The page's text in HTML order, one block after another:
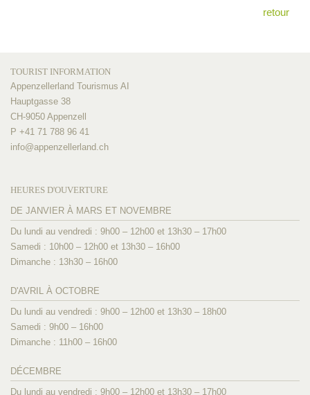
retour
TOURIST INFORMATION
Appenzellerland Tourismus AI
Hauptgasse 38
CH-9050 Appenzell
P +41 71 788 96 41
info@appenzellerland.ch
HEURES D'OUVERTURE
DE JANVIER À MARS ET NOVEMBRE
Du lundi au vendredi : 9h00 – 12h00 et 13h30 – 17h00
Samedi : 10h00 – 12h00 et 13h30 – 16h00
Dimanche : 13h30 – 16h00
D'AVRIL À OCTOBRE
Du lundi au vendredi : 9h00 – 12h00 et 13h30 – 18h00
Samedi : 9h00 – 16h00
Dimanche : 11h00 – 16h00
DÉCEMBRE
Du lundi au vendredi : 9h00 – 12h00 et 13h30 – 17h00